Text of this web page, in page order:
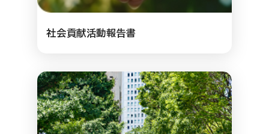
社会貢献活動報告書